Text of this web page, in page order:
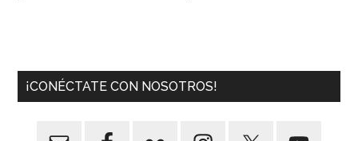
¡CONÉCTATE CON NOSOTROS!